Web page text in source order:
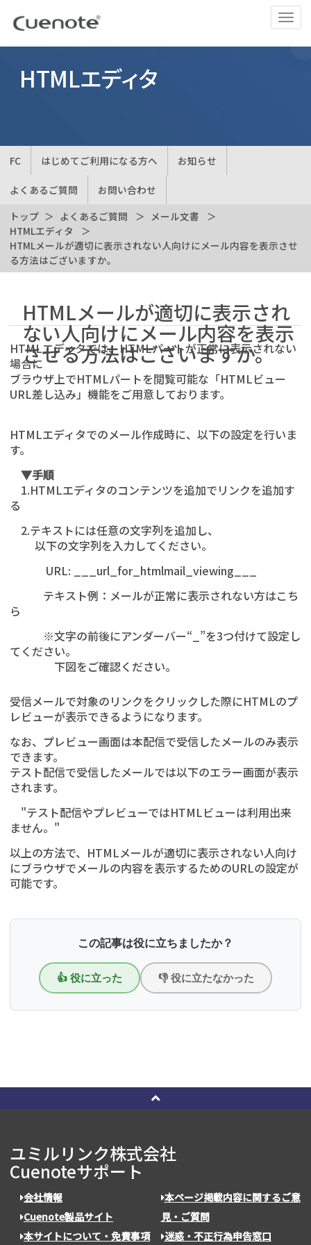
ナ
ビ
ゲ
切
HTMLエディタ
FC はじめてご利用になる方へ お知らせ
よくあるご質問
お問い合わせ
トップ
よくあるご質問
メール文書
HTMLエディタ
HTMLメールが適切に表示されない人向けにメール内容を表示させ
る方法はございますか。
HTMLメールが適切に表示され
ない人向けにメール内容を表示
させる方法はございますか。
HTMLエディタでは、HTMLパートが正常に表示されない
場合に
ブラウザ上でHTMLパートを閲覧可能な「HTMLビュー
URL差し込み」機能をご用意しております。
HTMLエディタでのメール作成時に、以下の設定を行いま
す。
▼手順
1.HTMLエディタのコンテンツを追加でリンクを追加す
る
2.テキストには任意の文字列を追加し、
以下の文字列を入力してください。
URL:
___url_for_htmlmail_viewing___
テキスト例：メールが正常に表示されない方はこち
ら
※文字の前後にアンダーバー“_”を3つ付けて設定し
てください。
下図をご確認ください。
受信メールで対象のリンクをクリックした際にHTMLのプ
レビューが表示できるようになります。
なお、プレビュー画面は本配信で受信したメールのみ表示
できます。
テスト配信で受信したメールでは以下のエラー画面が表示
されます。
"テスト配信やプレビューではHTMLビューは利用出来
ません。"
以上の方法で、HTMLメールが適切に表示されない人向け
にブラウザでメールの内容を表示するためのURLの設定が
可能です。
この記事は役に立ちましたか？
👍 役に立った 👎 役に立たなかった
ユミルリンク株式会社
Cuenoteサポート
会社情報
Cuenote製品サイト
本サイトについて・免責事項
本ページ掲載内容に関するご意
見・ご質問
迷惑・不正行為申告窓口